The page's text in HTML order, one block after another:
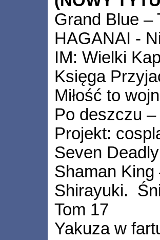
Grand Blue –
HAGANAI -
IM: Wielki
Księga
Miłość to
Po deszczu –
Projekt:
Seven
Shaman King
Shirayuki.
Tom 17
Yakuza w